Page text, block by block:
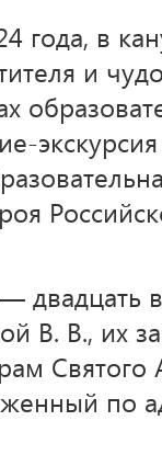
года, в
и
двадцать
В. В., их
по